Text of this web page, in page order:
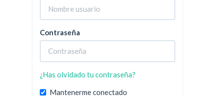
Contraseña
¿Has olvidado tu contraseña?
Mantenerme conectado